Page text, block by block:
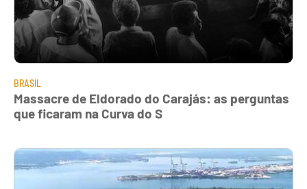
BRASIL
Massacre de Eldorado do Carajás: as perguntas
que ficaram na Curva do S